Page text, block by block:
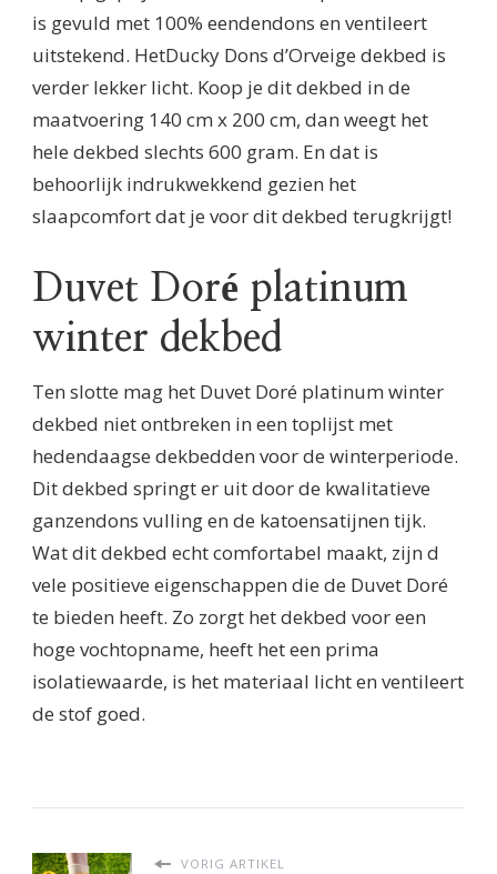
is gevuld met 100% eendendons en ventileert
uitstekend. HetDucky Dons d’Orveige dekbed is
verder lekker licht. Koop je dit dekbed in de
maatvoering 140 cm x 200 cm, dan weegt het
hele dekbed slechts 600 gram. En dat is
behoorlijk indrukwekkend gezien het
slaapcomfort dat je voor dit dekbed terugkrijgt!
Duvet Doré platinum
winter dekbed
Ten slotte mag het Duvet Doré platinum winter
dekbed niet ontbreken in een toplijst met
hedendaagse dekbedden voor de winterperiode.
Dit dekbed springt er uit door de kwalitatieve
ganzendons vulling en de katoensatijnen tijk.
Wat dit dekbed echt comfortabel maakt, zijn d
vele positieve eigenschappen die de Duvet Doré
te bieden heeft. Zo zorgt het dekbed voor een
hoge vochtopname, heeft het een prima
isolatiewaarde, is het materiaal licht en ventileert
de stof goed.
VORIG ARTIKEL